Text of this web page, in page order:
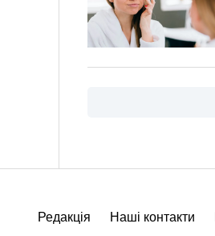
Редакція Наші контакти